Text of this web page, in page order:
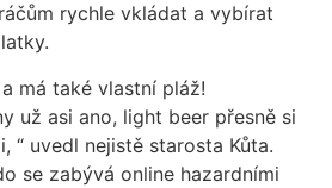
rychle vkládat a vybírat
má také vlastní pláž!
už asi ano, light beer přesně si
“ uvedl nejistě starosta Kůta.
se zabývá online hazardními